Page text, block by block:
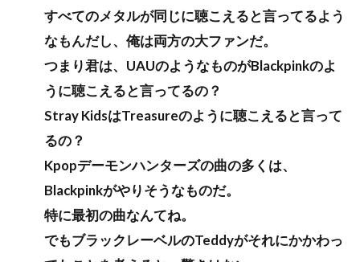
すべてのメタルが同じに聴こえると言ってるよう
なもんだし、俺は両方の大ファンだ。
つまり君は、UAUのようなものがBlackpinkのよ
うに聴こえると言ってるの？
Stray KidsはTreasureのように聴こえると言って
るの？
Kpopデーモンハンターズの曲の多くは、
Blackpinkがやりそうなものだ。
特に最初の曲なんてね。
でもブラックレーベルのTeddyがそれにかかわっ